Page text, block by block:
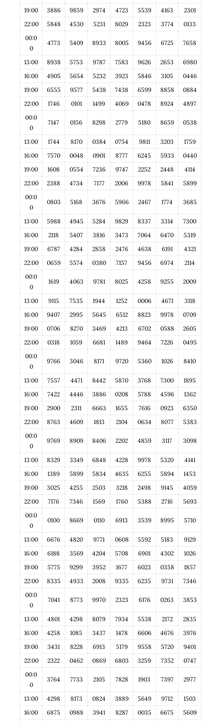
19:00
3886 9859 2974 4723 5539 4163
2301
22:00
5848 4530 5231 8029 2323 3774
0133
00:0
0
4773 5409 8933 8005 9456 6725 7658
13:00 8938 5753 9787 7583 9626 2653
6980
16:00
4905 5654 5232 3923 5846 3105
0446
19:00
6555 9577 5438 7438 6599 8858
0884
22:00
1746 0101 1499 4069 0478 8924
4897
00:0
0
7147 0156 8298 2779 5180 8659 0538
13:00 1744 8170 0384 0754 9811 3203
1759
16:00
7570 0048 0901 8777 6245 5933
0440
19:00
1608 0554 7236 9747 2252 2448
4114
22:00
2388 4734 7177 2006 9978 5841
5899
00:0
0
0803 5168 3676 5966 2467 1774 3685
13:00 5988 4945 5284 9829 8337 3314
7300
16:00
2118 5407 3816 3473 7064 6470
5319
19:00
6787 4284 2858 2476 4638 6191
4321
22:00
0659 5574 0380 7157 9456 6974
2114
00:0
0
1619 4063 9781 8025 4258 9255 2009
13:00 9115 7535 1944 1252 0006 4671
3118
16:00
9407 2995 5645 6512 8823 9978
0709
19:00
0706 8270 3469 4213 6702 0588
2605
22:00
0318 1059 6681 1489 9464 7226
0495
00:0
0
9766 3046 8171 9720 5360 1026 8410
13:00 7557 4471 8442 5870 3768 7300
1895
16:00
7422 4446 3886 0208 5788 4596
1362
19:00
2900 2311 6663 1655 7616 0923
6350
22:00
8763 4609 1813 2104 0634 8077
5383
00:0
0
9769 8909 8406 2202 4859 3117 3098
13:00 8329 3349 6848 4228 9978 5320
4141
16:00
1389 5899 5834 4635 6255 5894
1453
19:00
3025 4255 2503 3218 2498 9145
4059
22:00
7176 7346 1569 1760 5388 2716
5693
00:0
0
0100 8669 0110 6913 3539 8995 5710
13:00 6676 4820 9771 0608 5592 5183
9129
16:00
6188 3569 4204 5708 6901 4302
1026
19:00
5775 9299 3952 1677 6023 0358
1857
22:00
8335 4933 2008 9335 6235 9731
7346
00:0
0
7041 8773 9970 2323 6176 0263 3853
13:00 4801 4298 8079 7934 5538 2172
2835
16:00
4258 1085 3437 1478 6606 4676
3976
19:00
3431 8228 6913 5179 9558 5720
9401
22:00
2322 0462 0869 6803 3259 7352
0747
00:0
0
3764 7733 2105 7828 1903 7397 2977
13:00 4298 8173 0824 3889 5649 9712
1503
16:00
6875 0988 3941 8287 0035 6675
5609